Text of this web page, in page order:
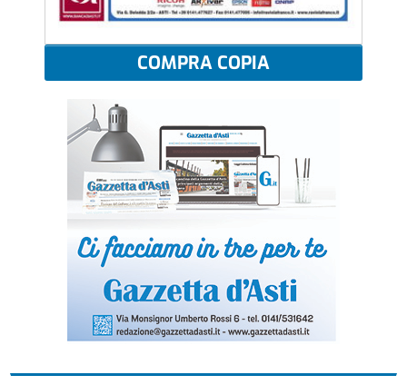
COMPRA COPIA